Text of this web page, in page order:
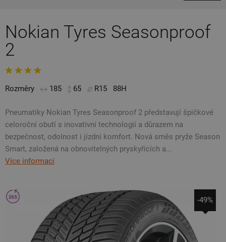
Nokian Tyres Seasonproof
2
Rozměry 185 65 R15 88H
Pneumatiky Nokian Tyres Seasonproof 2 představují špičkové
celoroční obutí s inovativní technologií a důrazem na
bezpečnost, odolnost i jízdní komfort. Nová směs pryže Season
Smart, založená na obnovitelných pryskyřicích a...
Více informací
-49%